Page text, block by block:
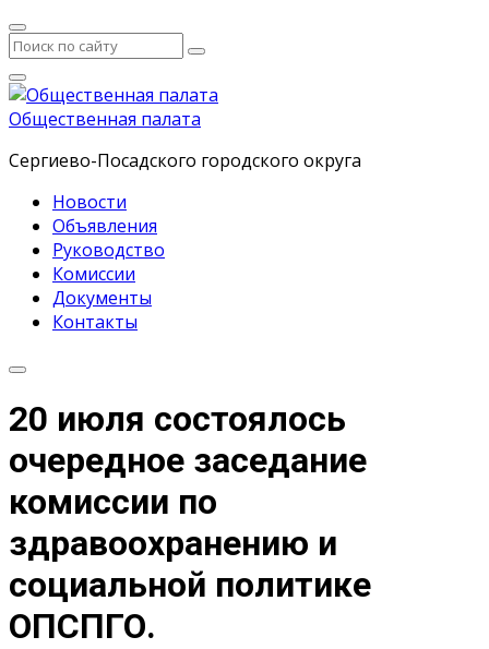
Общественная палата
Сергиево-Посадского городского округа
Новости
Объявления
Руководство
Комиссии
Документы
Контакты
20 июля состоялось
очередное заседание
комиссии по
здравоохранению и
социальной политике
ОПСПГО.